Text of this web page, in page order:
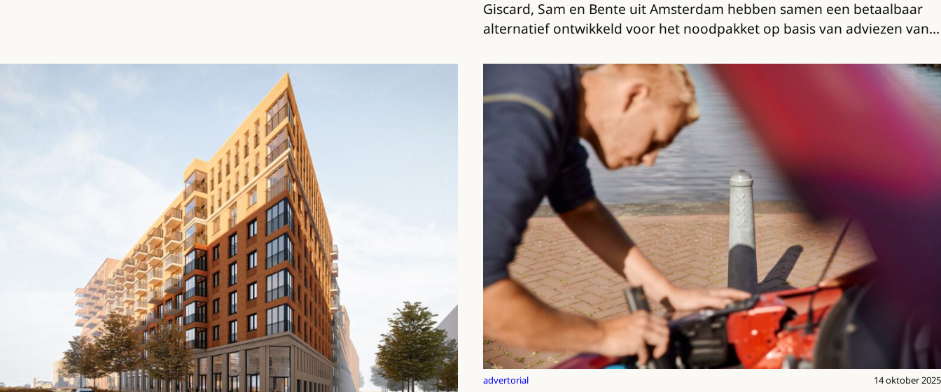
Giscard, Sam en Bente uit Amsterdam hebben samen een betaalbaar
alternatief ontwikkeld voor het noodpakket op basis van adviezen van…
advertorial 14 oktober 2025